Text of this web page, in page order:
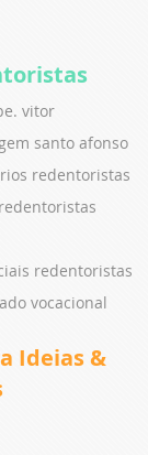
vitor
santo afonso
redentoristas
redentoristas
vocacional
Ideias &